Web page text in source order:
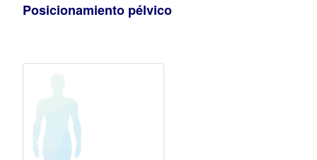
Posicionamiento pélvico